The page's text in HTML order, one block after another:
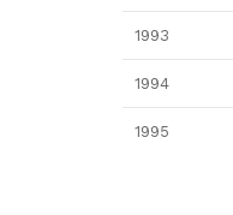
1993
1994
1995